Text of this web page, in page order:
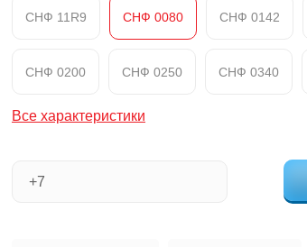
СНФ 11R9 СНФ 0080 СНФ 0142
СНФ 0200 СНФ 0250 СНФ 0340
Все характеристики